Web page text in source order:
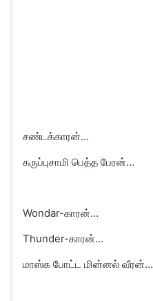
சண்டக்காரன்…
கருப்புசாமி பெத்த பேரன்…
Wondar-காரன்…
Thunder-காரன்…
மாஸ்க போட்ட மின்னல் வீரன்…